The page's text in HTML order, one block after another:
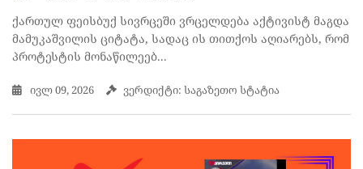
ქართულ ფეისბუქ სივრცეში ვრცელდება აქტივისტ მაგდა
მამუკაშვილის ციტატა, სადაც ის თითქოს აღიარებს, რომ
პროტესტის მონაწილეებ...
ივლ 09, 2026 ვერდიქტი: საგაზეთო სტატია